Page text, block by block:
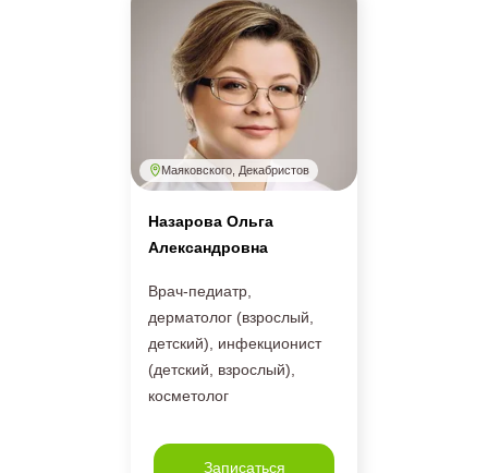
Маяковского, Декабристов
Назарова Ольга
Александровна
Врач-педиатр,
дерматолог (взрослый,
детский), инфекционист
(детский, взрослый),
косметолог
Записаться